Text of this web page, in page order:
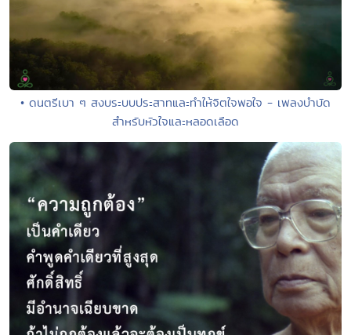
• ดนตรีเบา ๆ สงบระบบประสาทและทำให้จิตใจพอใจ - เพลงบำบัด
สำหรับหัวใจและหลอดเลือด